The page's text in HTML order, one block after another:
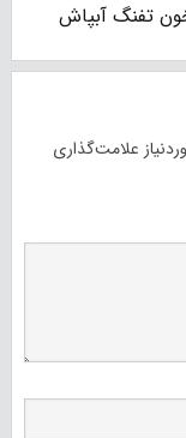
تفنگ آبپاش
علامت‌گذاری